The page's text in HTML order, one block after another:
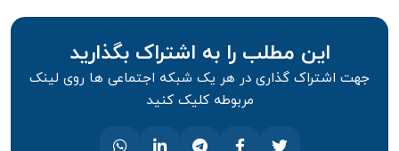
این مطلب را به اشتراک بگذارید
جهت اشتراک گذاری در هر یک شبکه اجتماعی ها روی لینک
مربوطه کلیک کنید